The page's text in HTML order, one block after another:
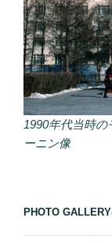
1990年代当時
ーニン像
PHOTO